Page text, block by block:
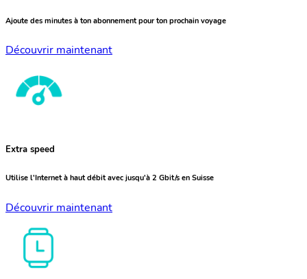
Ajoute des minutes à ton abonnement pour ton prochain voyage
Découvrir maintenant
Extra speed
Utilise l'Internet à haut débit avec jusqu'à 2 Gbit/s en Suisse
Découvrir maintenant